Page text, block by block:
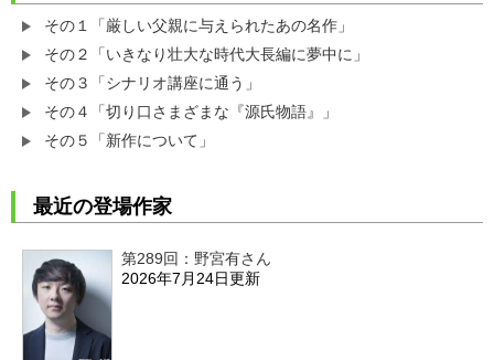
その１「厳しい父親に与えられたあの名作」
その２「いきなり壮大な時代大長編に夢中に」
その３「シナリオ講座に通う」
その４「切り口さまざまな『源氏物語』」
その５「新作について」
最近の登場作家
第289回：野宮有さん
2026年7月24日更新